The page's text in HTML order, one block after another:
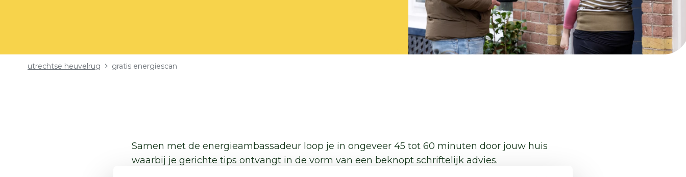
Kruimelpad
utrechtse heuvelrug gratis energiescan
Samen met de energieambassadeur loop je in ongeveer 45 tot 60 minuten door jouw huis
waarbij je gerichte tips ontvangt in de vorm van een beknopt schriftelijk advies.